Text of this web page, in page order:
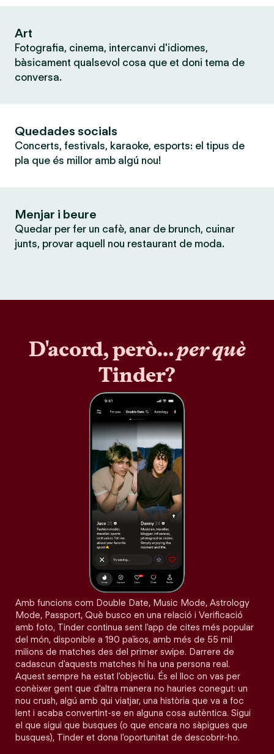
Art
Fotografia, cinema, intercanvi d'idiomes,
bàsicament qualsevol cosa que et doni tema de
conversa.
Quedades socials
Concerts, festivals, karaoke, esports: el tipus de
pla que és millor amb algú nou!
Menjar i beure
Quedar per fer un cafè, anar de brunch, cuinar
junts, provar aquell nou restaurant de moda.
D'acord, però…per què
Tinder?
Amb funcions com Double Date, Music Mode, Astrology
Mode, Passport, Què busco en una relació i Verificació
amb foto, Tinder continua sent l'app de cites més popular
del món, disponible a 190 països, amb més de 55 mil
milions de matches des del primer swipe. Darrere de
cadascun d'aquests matches hi ha una persona real.
Aquest sempre ha estat l'objectiu. És el lloc on vas per
conèixer gent que d'altra manera no hauries conegut: un
nou crush, algú amb qui viatjar, una història que va a foc
lent i acaba convertint-se en alguna cosa autèntica. Sigui
el que sigui que busques (o que encara no sàpigues que
busques), Tinder et dona l'oportunitat de descobrir-ho.